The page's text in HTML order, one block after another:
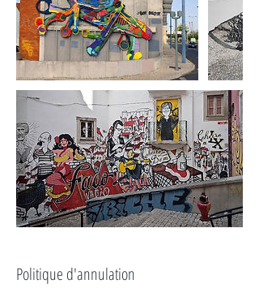
Politique d'annulation